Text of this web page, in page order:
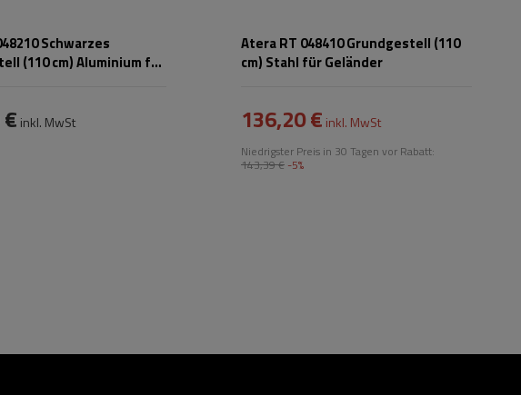
Schwarzes
(110 cm) Aluminium für
inkl. MwSt
Atera RT 048410 Grundgestell (110
cm) Stahl für Geländer
136,20 € inkl. MwSt
Niedrigster Preis in 30 Tagen vor Rabatt:
143,39 € -5%